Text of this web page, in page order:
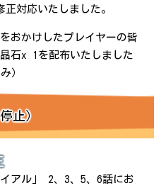
対応いたしました。
おかけしたプレイヤーの皆
石x 1を配布いたしました
）
止）
アル」 2、3、5、6話にお